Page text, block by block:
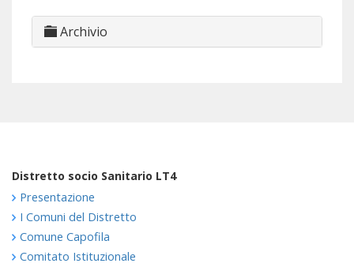
Archivio
Distretto socio Sanitario LT4
Presentazione
I Comuni del Distretto
Comune Capofila
Comitato Istituzionale